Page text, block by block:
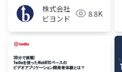
株式会社
ビヨンド
8.8K